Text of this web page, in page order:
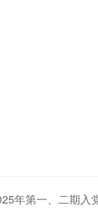
年第一、二期